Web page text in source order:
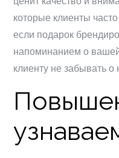
которые клиенты
если подарок
напоминанием о
клиенту не забывать о